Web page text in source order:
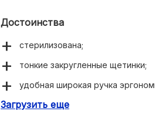
Достоинства
стерилизована;
тонкие закругленные щетинки;
удобная широкая ручка
большая поверхность головки;
Загрузить еще